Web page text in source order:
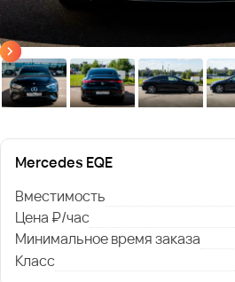
Mercedes EQE
Вместимость
Цена ₽/час
Минимальное время заказа
Класс